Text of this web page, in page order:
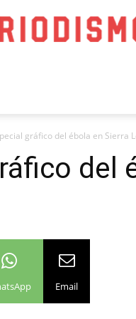
gráfico del ébola en Sierra
del
Email